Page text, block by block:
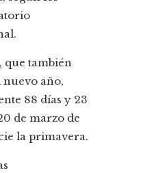
que también
nuevo año,
88 días y 23
de marzo de
la primavera.